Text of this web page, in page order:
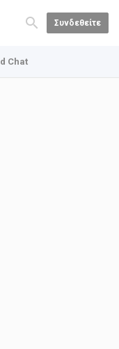
Συνδεθείτε
Chat